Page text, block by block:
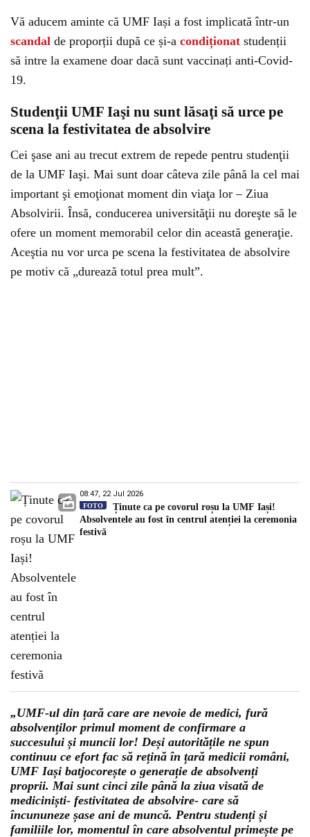
Vă aducem aminte că UMF Iași a fost implicată într-un
scandal de proporții după ce și-a condiționat studenții
să intre la examene doar dacă sunt vaccinați anti-Covid-
19.
Studenţii UMF Iaşi nu sunt lăsaţi să urce pe
scena la festivitatea de absolvire
Cei şase ani au trecut extrem de repede pentru studenţii
de la UMF Iaşi. Mai sunt doar câteva zile până la cel mai
important şi emoţionat moment din viaţa lor – Ziua
Absolvirii. Însă, conducerea universităţii nu doreşte să le
ofere un moment memorabil celor din această generaţie.
Aceştia nu vor urca pe scena la festivitatea de absolvire
pe motiv că „durează totul prea mult”.
08:47, 22 Jul 2026
FOTO
Ținute ca pe covorul roșu la UMF Iași!
Absolventele au fost în centrul atenției la ceremonia
festivă
„UMF-ul din țară care are nevoie de medici, fură
absolvenților primul moment de confirmare a
succesului și muncii lor! Deși autoritățile ne spun
continuu ce efort fac să rețină în țară medicii români,
UMF Iași batjocorește o generație de absolvenți
proprii. Mai sunt cinci zile până la ziua visată de
mediciniști- festivitatea de absolvire- care să
încununeze șase ani de muncă. Pentru studenți și
familiile lor, momentul în care absolventul primește pe